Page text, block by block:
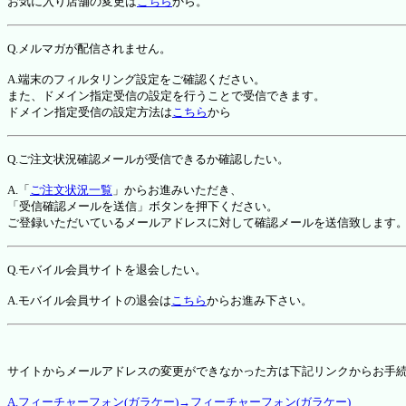
Q.メルマガが配信されません。
A.端末のフィルタリング設定をご確認ください。
また、ドメイン指定受信の設定を行うことで受信できます。
ドメイン指定受信の設定方法はこちらから
Q.ご注文状況確認メールが受信できるか確認したい。
A.「 ご注文状況一覧 」からお進みいただき、
「受信確認メールを送信」ボタンを押下ください。
ご登録いただいているメールアドレスに対して確認メールを送信致します。
Q.モバイル会員サイトを退会したい。
A.モバイル会員サイトの退会はこちらからお進み下さい。
サイトからメールアドレスの変更ができなかった方は下記リンクからお手
A.フィーチャーフォン(ガラケー)→フィーチャーフォン(ガラケー)